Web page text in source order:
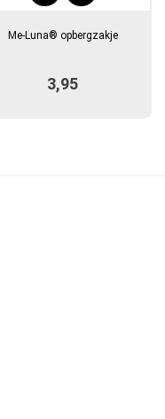
heeft
variaties.
Me-Luna® opbergzakje
3,95